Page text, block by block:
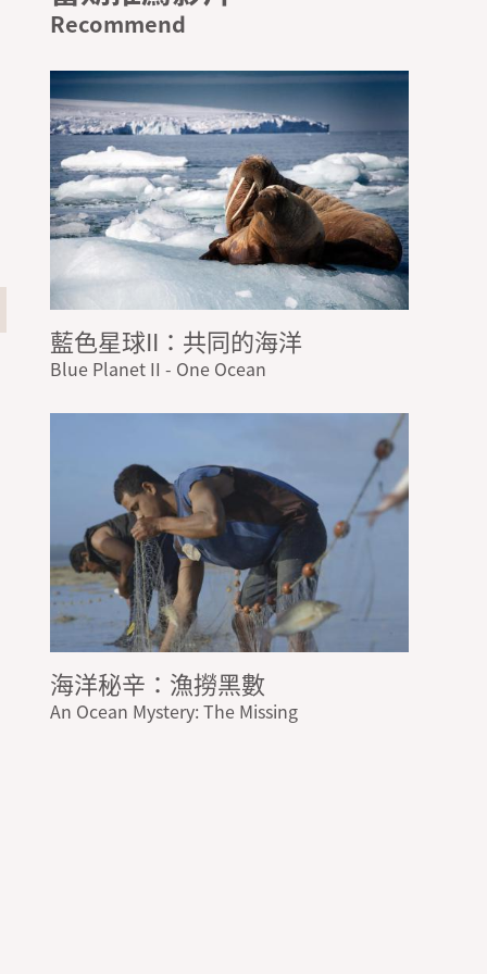
藍色星球II：共同的海洋
Blue Planet II - One Ocean
海洋秘辛：漁撈黑數
An Ocean Mystery: The Missing